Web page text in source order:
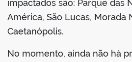
impactados são: Parque das
América, São Lucas, Morada
Caetanópolis.
No momento, ainda não há